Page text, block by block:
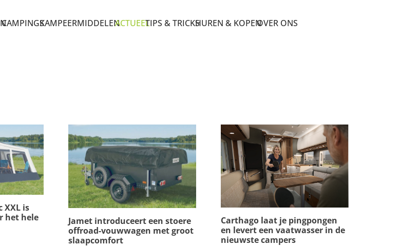
CAMPINGSKAMPEERMIDDELENACTUEELTIPS & TRICKSHUREN & KOPENOVER ONS
XXL is
het hele
Jamet introduceert een stoere
offroad-vouwwagen met groot
slaapcomfort
Carthago laat je pingpongen
en levert een vaatwasser in de
nieuwste campers